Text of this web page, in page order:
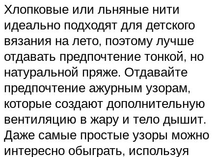
Хлопковые или льняные нити
идеально подходят для детского
вязания на лето, поэтому лучше
отдавать предпочтение тонкой, но
натуральной пряже. Отдавайте
предпочтение ажурным узорам,
которые создают дополнительную
вентиляцию в жару и тело дышит.
Даже самые простые узоры можно
интересно обыграть, используя